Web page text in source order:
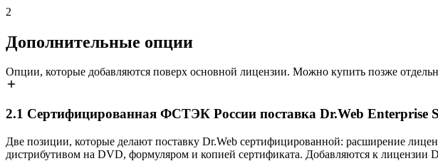
2
Дополнительные опции
Опции, которые добавляются поверх основной лицензии. Можно купить позже
2.1 Сертифицированная ФСТЭК России поставка Dr.Web Enterprise
Две позиции, которые делают поставку Dr.Web сертифицированной: расширение
дистрибутивом на DVD, формуляром и копией сертификата. Добавляются к лицензии